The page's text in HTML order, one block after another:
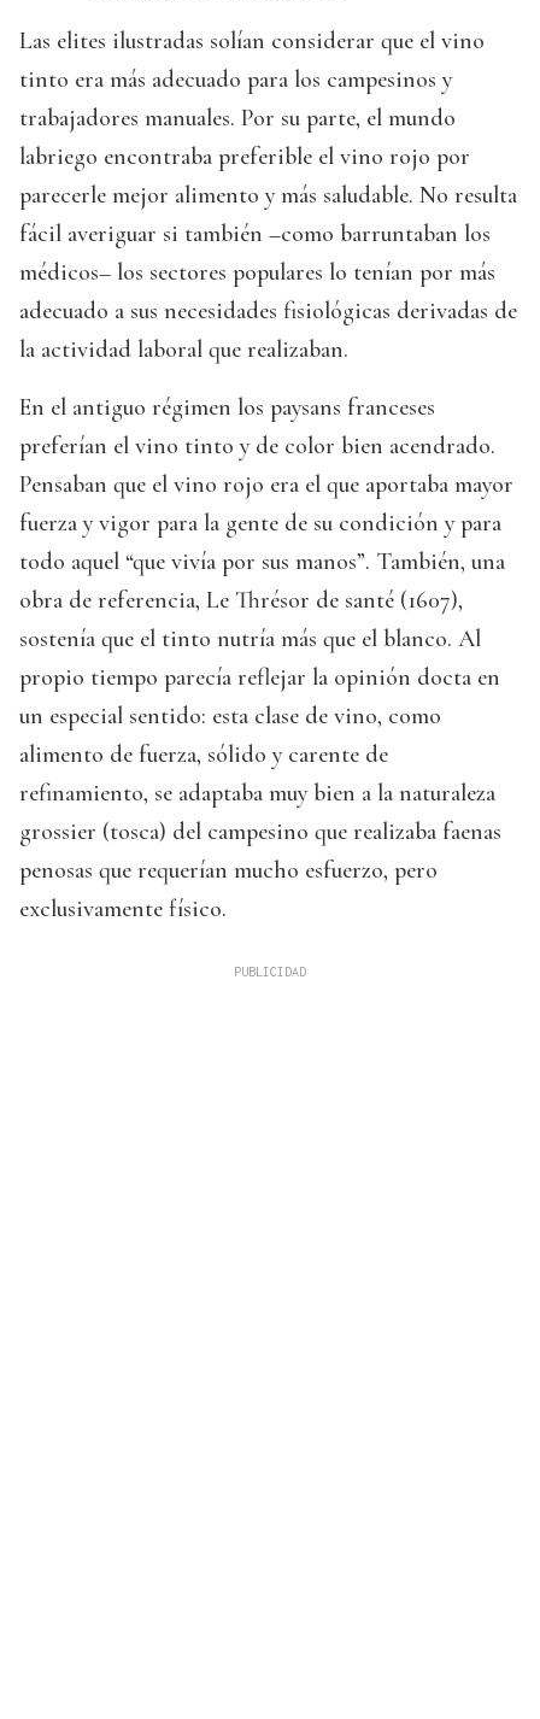
Las elites ilustradas solían considerar que el vino
tinto era más adecuado para los campesinos y
trabajadores manuales. Por su parte, el mundo
labriego encontraba preferible el vino rojo por
parecerle mejor alimento y más saludable. No resulta
fácil averiguar si también –como barruntaban los
médicos– los sectores populares lo tenían por más
adecuado a sus necesidades fisiológicas derivadas de
la actividad laboral que realizaban.
En el antiguo régimen los paysans franceses
preferían el vino tinto y de color bien acendrado.
Pensaban que el vino rojo era el que aportaba mayor
fuerza y vigor para la gente de su condición y para
todo aquel “que vivía por sus manos”. También, una
obra de referencia, Le Thrésor de santé (1607),
sostenía que el tinto nutría más que el blanco. Al
propio tiempo parecía reflejar la opinión docta en
un especial sentido: esta clase de vino, como
alimento de fuerza, sólido y carente de
refinamiento, se adaptaba muy bien a la naturaleza
grossier (tosca) del campesino que realizaba faenas
penosas que requerían mucho esfuerzo, pero
exclusivamente físico.